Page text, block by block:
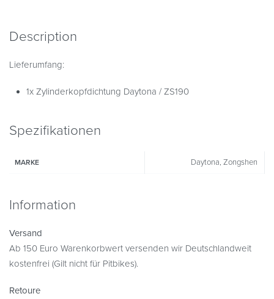
Description
Lieferumfang:
1x Zylinderkopfdichtung Daytona / ZS190
Spezifikationen
MARKE Daytona, Zongshen
Information
Versand
Ab 150 Euro Warenkorbwert versenden wir Deutschlandweit
kostenfrei (Gilt nicht für Pitbikes).
Retoure